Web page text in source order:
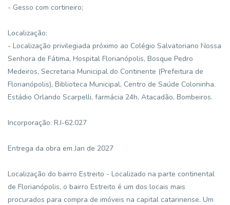
- Gesso com cortineiro;
Localização:
- Localização privilegiada próximo ao Colégio Salvatoriano Nossa
Senhora de Fátima, Hospital Florianópolis, Bosque Pedro
Medeiros, Secretaria Municipal do Continente (Prefeitura de
Florianópolis), Biblioteca Municipal, Centro de Saúde Coloninha.
Estádio Orlando Scarpelli, farmácia 24h, Atacadão, Bombeiros.
Incorporação: R.I-62.027
Entrega da obra em Jan de 2027
Localização do bairro Estreito - Localizado na parte continental
de Florianópolis, o bairro Estreito é um dos locais mais
procurados para compra de imóveis na capital catarinense. Um